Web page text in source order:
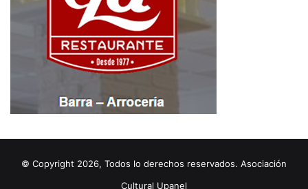
© Copyright 2026, Todos lo derechos reservados. Asociación
Cultural Upanel